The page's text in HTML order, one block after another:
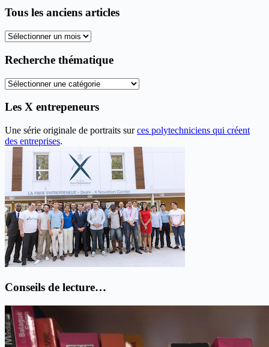
Tous les anciens articles
Tous
anciens
Recherche thématique
Recherche
Les X entrepeneurs
Une série originale de portraits surces polytechniciens qui créent
des entreprises.
Conseils de lecture…